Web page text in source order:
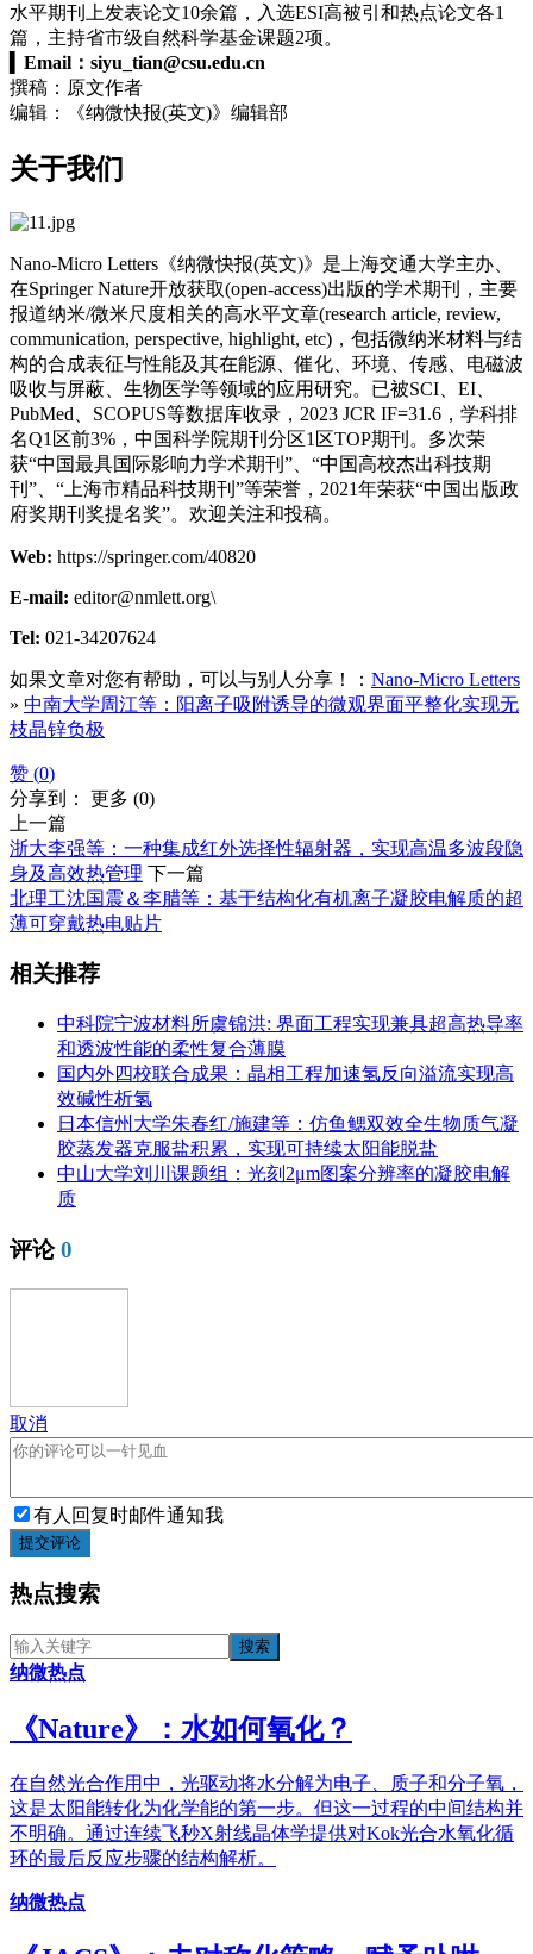
水平期刊上发表论文10余篇，入选ESI高被引和热点论文各1
篇，主持省市级自然科学基金课题2项。
Email： siyu_tian@csu.edu.cn
撰稿：原文作者
编辑：《纳微快报(英文)》编辑部
关于我们
Nano-Micro Letters《纳微快报(英文)》是上海交通大学主办、
在Springer Nature开放获取(open-access)出版的学术期刊，主要
报道纳米/微米尺度相关的高水平文章(research article, review,
communication, perspective, highlight, etc)，包括微纳米材料与结
构的合成表征与性能及其在能源、催化、环境、传感、电磁波
吸收与屏蔽、生物医学等领域的应用研究。已被SCI、EI、
PubMed、SCOPUS等数据库收录，2023 JCR IF=31.6，学科排
名Q1区前3%，中国科学院期刊分区1区TOP期刊。多次荣
获“中国最具国际影响力学术期刊”、“中国高校杰出科技期
刊”、“上海市精品科技期刊”等荣誉，2021年荣获“中国出版政
府奖期刊奖提名奖”。欢迎关注和投稿。
Web: https://springer.com/40820
E-mail: editor@nmlett.org\
Tel: 021-34207624
如果文章对您有帮助，可以与别人分享！： Nano-Micro Letters
» 中南大学周江等：阳离子吸附诱导的微观界面平整化实现无
枝晶锌负极
赞 (0)
分享到： 更多 (0)
上一篇
浙大李强等：一种集成红外选择性辐射器，实现高温多波段隐
身及高效热管理 下一篇
北理工沈国震＆李腊等：基于结构化有机离子凝胶电解质的超
薄可穿戴热电贴片
相关推荐
中科院宁波材料所虞锦洪: 界面工程实现兼具超高热导率
和透波性能的柔性复合薄膜
国内外四校联合成果：晶相工程加速氢反向溢流实现高
效碱性析氢
日本信州大学朱春红/施建等：仿鱼鳃双效全生物质气凝
胶蒸发器克服盐积累，实现可持续太阳能脱盐
中山大学刘川课题组：光刻2μm图案分辨率的凝胶电解
质
评论0
取消
有人回复时邮件通知我
提交评论
热点搜索
纳微热点
《​Nature》：水如何氧化？
在自然光合作用中，光驱动将水分解为电子、质子和分子氧，
这是太阳能转化为化学能的第一步。但这一过程的中间结构并
不明确。通过连续飞秒X射线晶体学提供对Kok光合水氧化循
环的最后反应步骤的结构解析。
纳微热点